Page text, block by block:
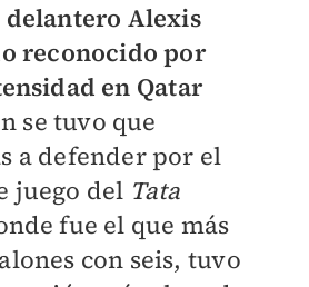
delantero Alexis
reconocido por
en Qatar
se tuvo que
a defender por el
juego del Tata
fue el que más
con seis, tuvo